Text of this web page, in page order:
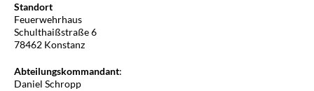
Standort
Feuerwehrhaus
Schulthaißstraße 6
78462 Konstanz
Abteilungskommandant:
Daniel Schropp